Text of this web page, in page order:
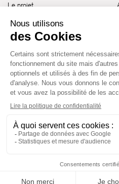
Le projet
Brochure de saison 25-26
Découvrir les espaces
Devenir partenaire
Établissement culturel et sportif à
XIXème siècle, le Carreau du
artistiques, culturels et sportifs, à